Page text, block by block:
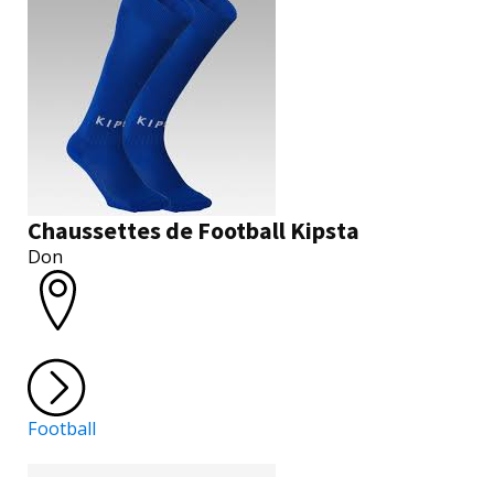
Chaussettes de Football Kipsta
Don
Football